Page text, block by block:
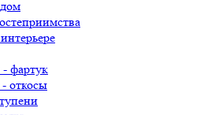
фартук
откосы